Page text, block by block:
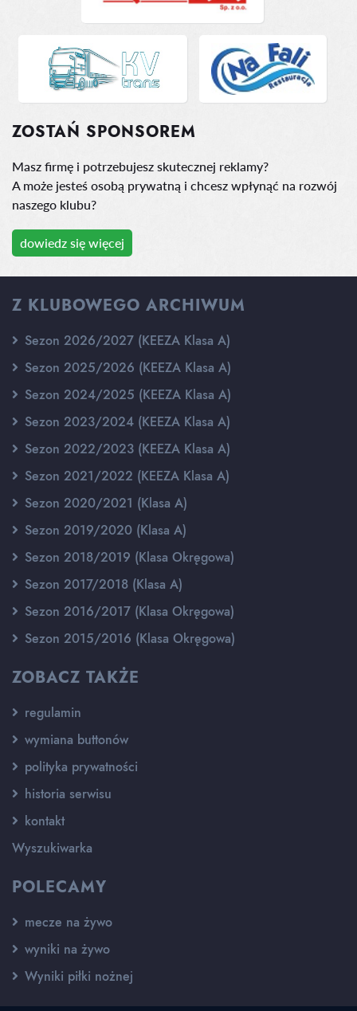
ZOSTAŃ SPONSOREM
Masz firmę i potrzebujesz skutecznej reklamy?
A może jesteś osobą prywatną i chcesz wpłynąć na rozwój
naszego klubu?
dowiedz się więcej
Z KLUBOWEGO ARCHIWUM
Sezon 2026/2027 (KEEZA Klasa A)
Sezon 2025/2026 (KEEZA Klasa A)
Sezon 2024/2025 (KEEZA Klasa A)
Sezon 2023/2024 (KEEZA Klasa A)
Sezon 2022/2023 (KEEZA Klasa A)
Sezon 2021/2022 (KEEZA Klasa A)
Sezon 2020/2021 (Klasa A)
Sezon 2019/2020 (Klasa A)
Sezon 2018/2019 (Klasa Okręgowa)
Sezon 2017/2018 (Klasa A)
Sezon 2016/2017 (Klasa Okręgowa)
Sezon 2015/2016 (Klasa Okręgowa)
ZOBACZ TAKŻE
regulamin
wymiana buttonów
polityka prywatności
historia serwisu
kontakt
Wyszukiwarka
POLECAMY
mecze na żywo
wyniki na żywo
Wyniki piłki nożnej